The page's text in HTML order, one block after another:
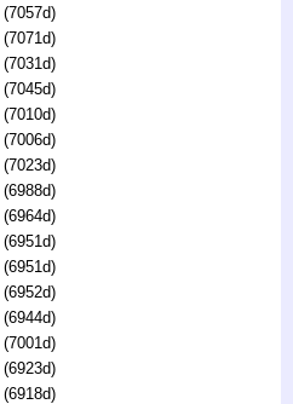
(7057d)
(7071d)
(7031d)
(7045d)
(7010d)
(7006d)
(7023d)
(6988d)
(6964d)
(6951d)
(6951d)
(6952d)
(6944d)
(7001d)
(6923d)
(6918d)